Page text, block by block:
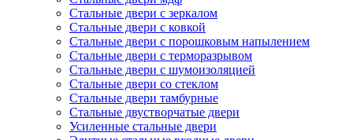
Стальные двери с зеркалом
Стальные двери с ковкой
Стальные двери с порошковым напылением
Стальные двери с терморазрывом
Стальные двери с шумоизоляцией
Стальные двери со стеклом
Стальные двери тамбурные
Стальные двустворчатые двери
Усиленные стальные двери